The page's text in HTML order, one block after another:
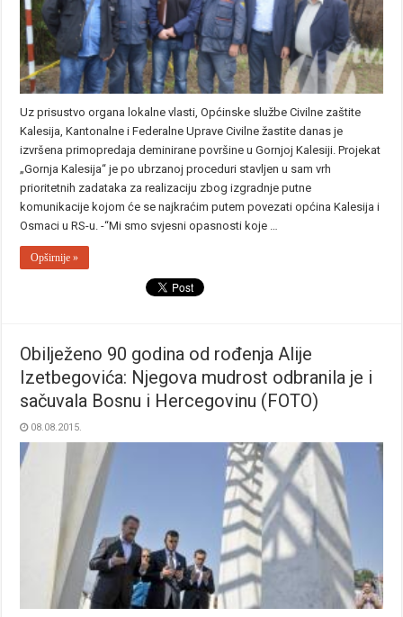
Uz prisustvo organa lokalne vlasti, Općinske službe Civilne zaštite
Kalesija, Kantonalne i Federalne Uprave Civilne žastite danas je
izvršena primopredaja deminirane površine u Gornjoj Kalesiji. Projekat
„Gornja Kalesija“ je po ubrzanoj proceduri stavljen u sam vrh
prioritetnih zadataka za realizaciju zbog izgradnje putne
komunikacije kojom će se najkraćim putem povezati općina Kalesija i
Osmaci u RS-u. -“Mi smo svjesni opasnosti koje …
Opširnije »
Obilježeno 90 godina od rođenja Alije
Izetbegovića: Njegova mudrost odbranila je i
sačuvala Bosnu i Hercegovinu (FOTO)
08.08.2015.